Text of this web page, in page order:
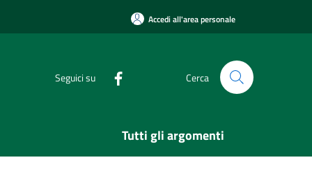
Accedi all'area personale
Seguici su Cerca
Tutti gli argomenti